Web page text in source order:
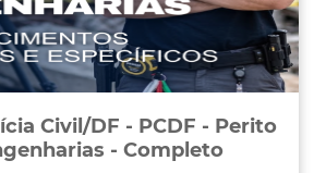
Civil/DF - PCDF - Perito
- Completo